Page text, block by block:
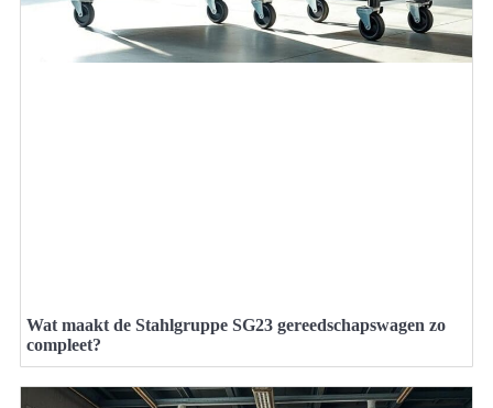
Wat maakt de Stahlgruppe SG23 gereedschapswagen zo
compleet?